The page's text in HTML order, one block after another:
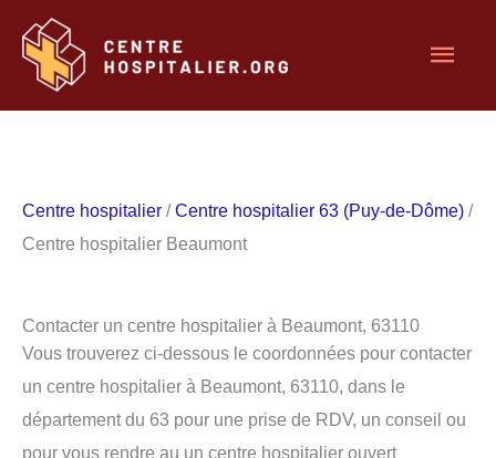
contenu
Centre hospitalier /Centre hospitalier 63 (Puy-de-Dôme) /
Centre hospitalier Beaumont
Contacter un centre hospitalier à Beaumont, 63110
Vous trouverez ci-dessous le coordonnées pour contacter
un centre hospitalier à Beaumont, 63110, dans le
département du 63 pour une prise de RDV, un conseil ou
pour vous rendre au un centre hospitalier ouvert